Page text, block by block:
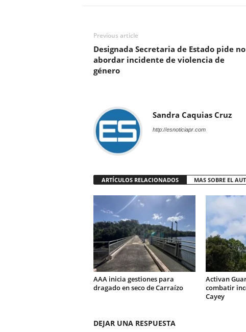
Previous article
Designada Secretaria de Estado pide no
abordar incidente de violencia de
género
Sandra Caquias Cruz
http://esnoticiapr.com
ARTÍCULOS RELACIONADOS MAS SOBRE EL
AAA inicia gestiones para
dragado en seco de Carraízo
Activan
combatir
Cayey
DEJAR UNA RESPUESTA